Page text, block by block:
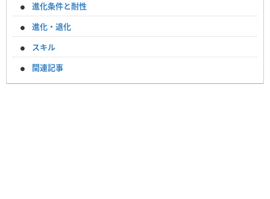
進化条件と耐性
進化・退化
スキル
関連記事